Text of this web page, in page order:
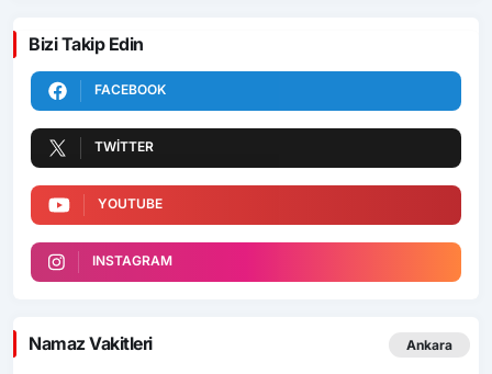
Bizi Takip Edin
FACEBOOK
TWITTER
YOUTUBE
INSTAGRAM
Namaz Vakitleri Ankara